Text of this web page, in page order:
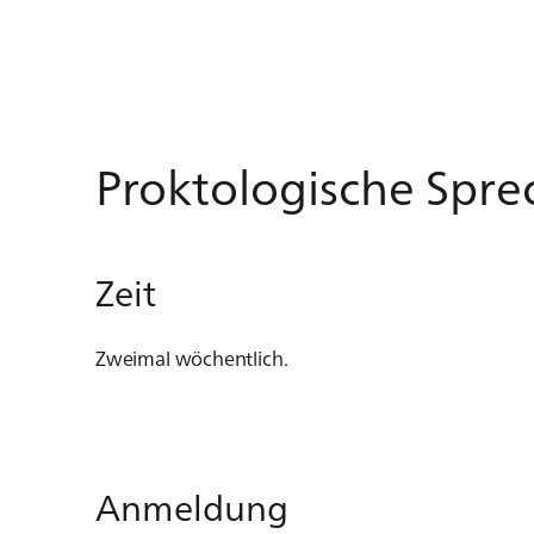
Proktologische
Zeit
Zweimal wöchentlich.
Anmeldung